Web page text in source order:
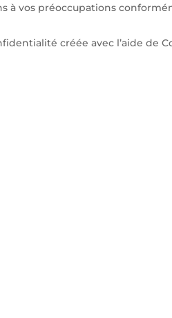
à vos préoccupations
créée avec l’aide de